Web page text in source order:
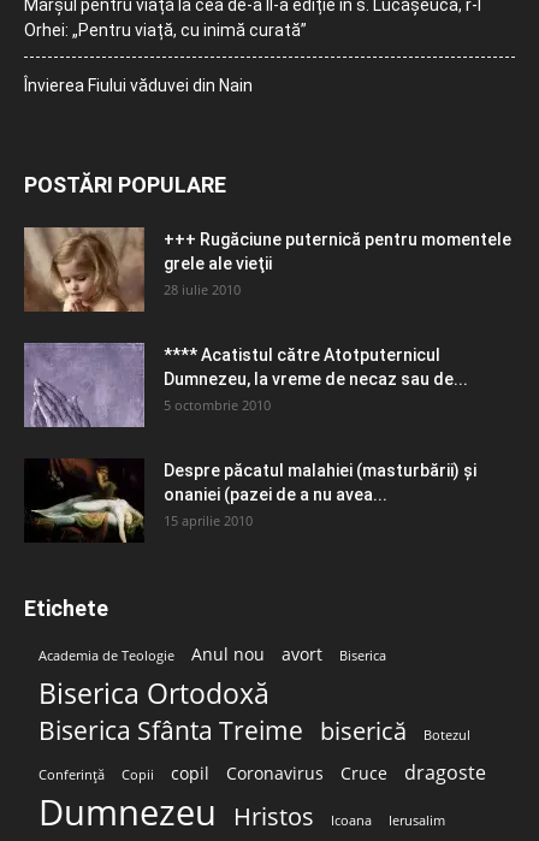
Marșul pentru viață la cea de-a II-a ediție în s. Lucășeuca, r-l
Orhei: „Pentru viață, cu inimă curată”
Învierea Fiului văduvei din Nain
POSTĂRI POPULARE
+++ Rugăciune puternică pentru momentele
grele ale vieţii
28 iulie 2010
**** Acatistul către Atotputernicul
Dumnezeu, la vreme de necaz sau de...
5 octombrie 2010
Despre păcatul malahiei (masturbării) şi
onaniei (pazei de a nu avea...
15 aprilie 2010
Etichete
Academia de Teologie Anul nou avort Biserica
Biserica Ortodoxă
Biserica Sfânta Treime biserică Botezul
Conferință Copii copil Coronavirus Cruce dragoste
Dumnezeu Hristos Icoana Ierusalim